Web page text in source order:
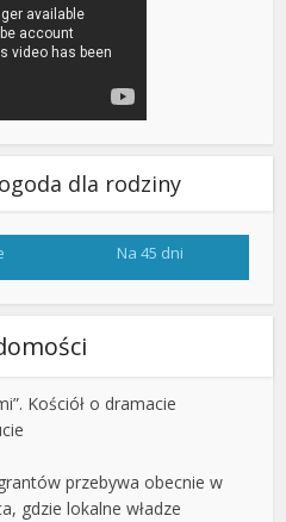
dla rodziny
Na 45 dni
Kościół o dramacie
przebywa obecnie w
gdzie lokalne władze